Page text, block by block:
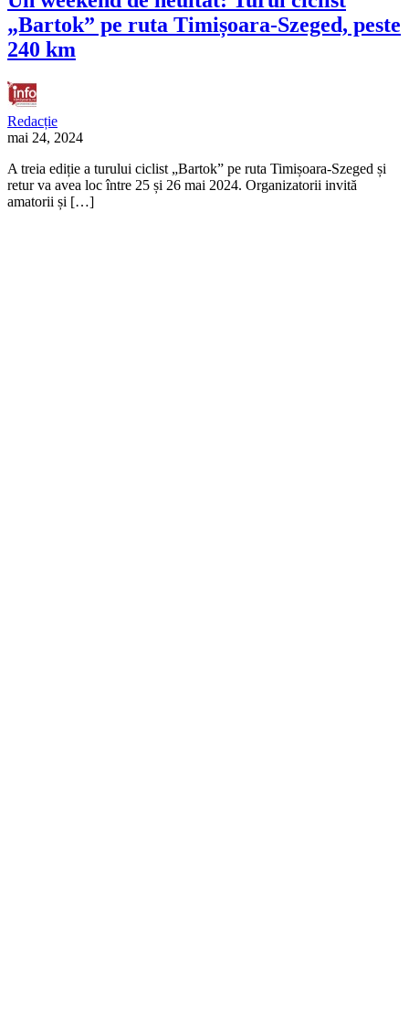
„Bartok” pe ruta Timișoara-Szeged, peste
240 km
Redacție
mai 24, 2024
A treia ediție a turului ciclist „Bartok” pe ruta Timișoara-Szeged și
retur va avea loc între 25 și 26 mai 2024. Organizatorii invită
amatorii și […]